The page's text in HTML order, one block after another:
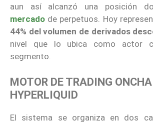
aun así alcanzó una posición
mercado de perpetuos. Hoy
44% del volumen de derivados
nivel que lo ubica como actor
segmento.
MOTOR DE TRADING
HYPERLIQUID
El sistema se organiza en dos